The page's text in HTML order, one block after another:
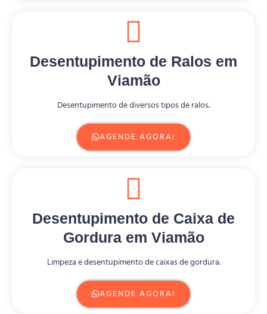
Desentupimento de Ralos em
Viamão
Desentupimento de diversos tipos de ralos.
AGENDE AGORA!
Desentupimento de Caixa de
Gordura em Viamão
Limpeza e desentupimento de caixas de gordura.
AGENDE AGORA!